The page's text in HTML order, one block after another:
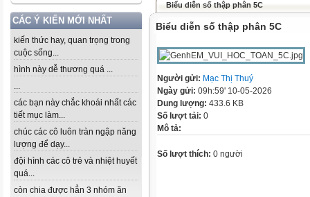
CÁC Ý KIẾN MỚI NHẤT
kiến thức hay, quan trọng trong
cuộc sống...
hình này dễ thương quá ...
...
các bạn này chắc khoái nhất các
tiết mục làm...
chúc các cô luôn tràn ngập năng
lượng để dạy...
đội hình các cô trẻ và nhiệt huyết
quá...
còn chia được hẳn 3 nhóm ăn
Biểu diễn số thập phân 5C
Biểu diễn số thập phân 5C
Người gửi: Mạc Thị Thuý
Ngày gửi: 09h:59' 10-05-2026
Dung lượng: 433.6 KB
Số lượt tải: 0
Mô tả:
Số lượt thích: 0 người